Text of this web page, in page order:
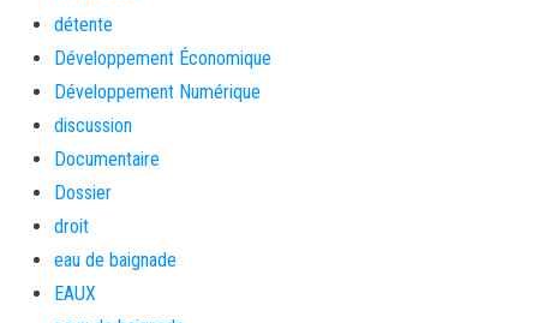
détente
Développement Économique
Développement Numérique
discussion
Documentaire
Dossier
droit
eau de baignade
EAUX